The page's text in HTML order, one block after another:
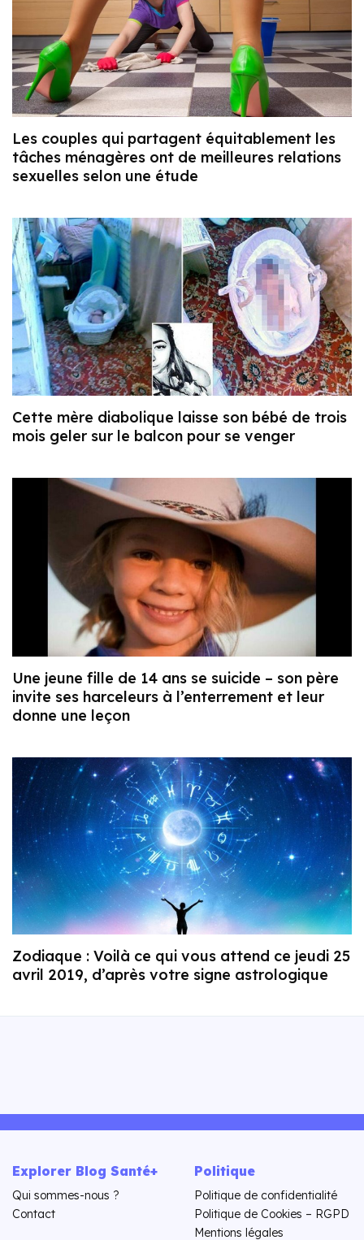
Les couples qui partagent équitablement les
tâches ménagères ont de meilleures relations
sexuelles selon une étude
Cette mère diabolique laisse son bébé de trois
mois geler sur le balcon pour se venger
Une jeune fille de 14 ans se suicide – son père
invite ses harceleurs à l’enterrement et leur
donne une leçon
Zodiaque : Voilà ce qui vous attend ce jeudi 25
avril 2019, d’après votre signe astrologique
Explorer Blog Santé+
Qui sommes-nous ?
Contact
Politique
Politique de confidentialité
Politique de Cookies – RGPD
Mentions légales